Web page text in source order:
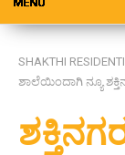
SHAKTHI
ಶಾಲೆಯಿಂದಾಗಿ ನ್ಯೂ